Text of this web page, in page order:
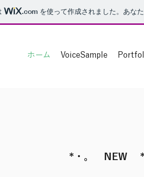
.com を使って作成されました。あな
ホーム VoiceSample
*・。 NEW *